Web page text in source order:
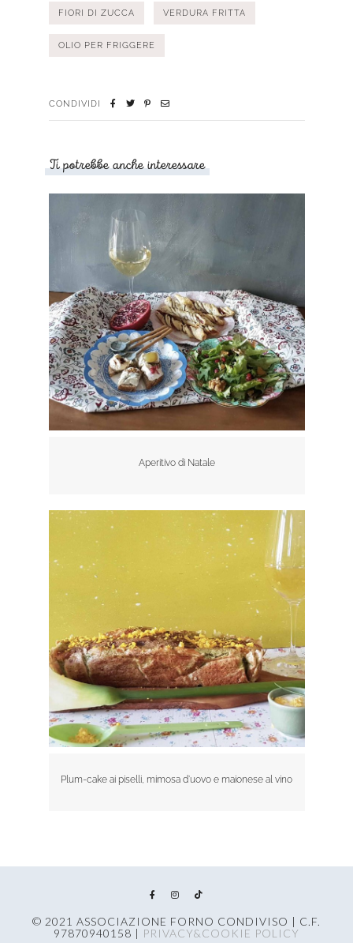
FIORI DI ZUCCA VERDURA FRITTA
OLIO PER FRIGGERE
CONDIVIDI
Ti potrebbe anche interessare
Aperitivo di Natale
Plum-cake ai piselli, mimosa d’uovo e maionese al vino
© 2021 ASSOCIAZIONE FORNO CONDIVISO | C.F.
97870940158 | PRIVACY&COOKIE POLICY